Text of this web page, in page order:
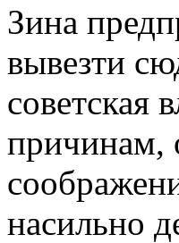
Зина
вывезти
советская
причинам,
насильно